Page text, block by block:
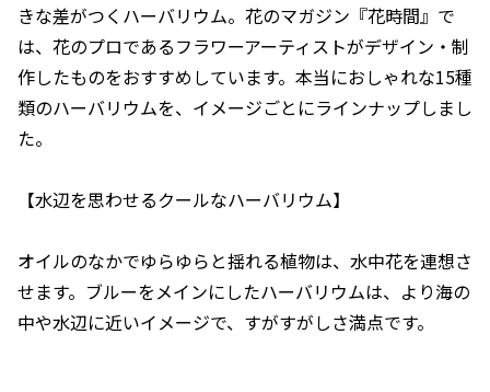
きな差がつくハーバリウム。花のマガジン『花時間』で
は、花のプロであるフラワーアーティストがデザイン・制
作したものをおすすめしています。本当におしゃれな15種
類のハーバリウムを、イメージごとにラインナップしまし
た。
【水辺を思わせるクールなハーバリウム】
オイルのなかでゆらゆらと揺れる植物は、水中花を連想さ
せます。ブルーをメインにしたハーバリウムは、より海の
中や水辺に近いイメージで、すがすがしさ満点です。